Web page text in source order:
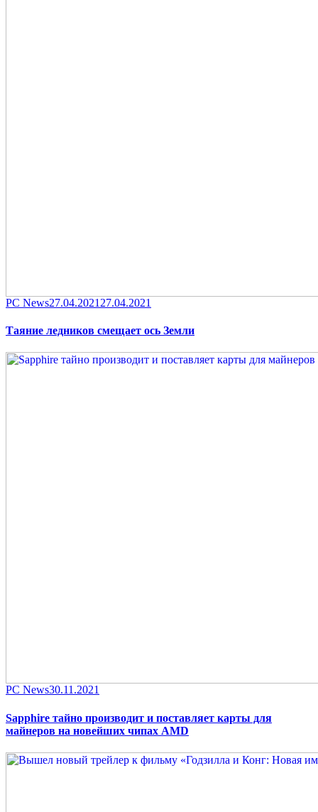
Category
PC NewsPosted
27.04.2021 27.04.2021
Таяние ледников смещает ось Земли
Category
PC NewsPosted
30.11.2021
Sapphire тайно производит и поставляет карты для
майнеров на новейших чипах AMD